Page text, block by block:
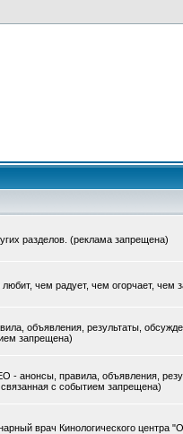
разделов. (реклама запрещена)
чем радует, чем огорчает,
объявления, результаты,
запрещена)
- анонсы, правила, объявления,
с событием запрещена)
врач Кинологического